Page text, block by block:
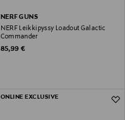
NERF GUNS
NERF Leikkipyssy Loadout Galactic
Commander
Original Price
85,99 €
ONLINE EXCLUSIVE